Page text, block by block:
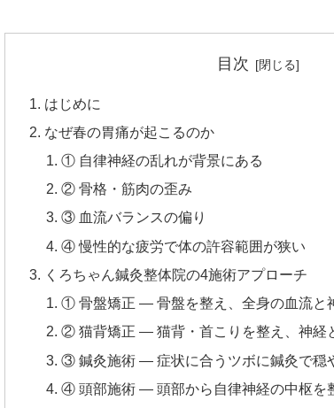
目次
はじめに
なぜ春の胃痛が起こるのか
① 自律神経の乱れが背景にある
② 骨格・筋肉の歪み
③ 血流バランスの偏り
④ 慢性的な疲労で体の許容範囲が狭い
くろちゃん鍼灸整体院の4施術アプローチ
① 骨盤矯正 — 骨盤を整え、全身の血流と
② 猫背矯正 — 猫背・首こりを整え、神経
③ 鍼灸施術 — 症状に合うツボに鍼灸で穏
④ 頭部施術 — 頭部から自律神経の中枢を